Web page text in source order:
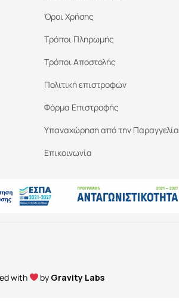
Όροι Χρήσης
Τρόποι Πληρωμής
Τρόποι Αποστολής
Πολιτική επιστροφών
Φόρμα Επιστροφής
Υπαναχώρηση από την Παραγγελία
Επικοινωνία
with by Gravity Labs